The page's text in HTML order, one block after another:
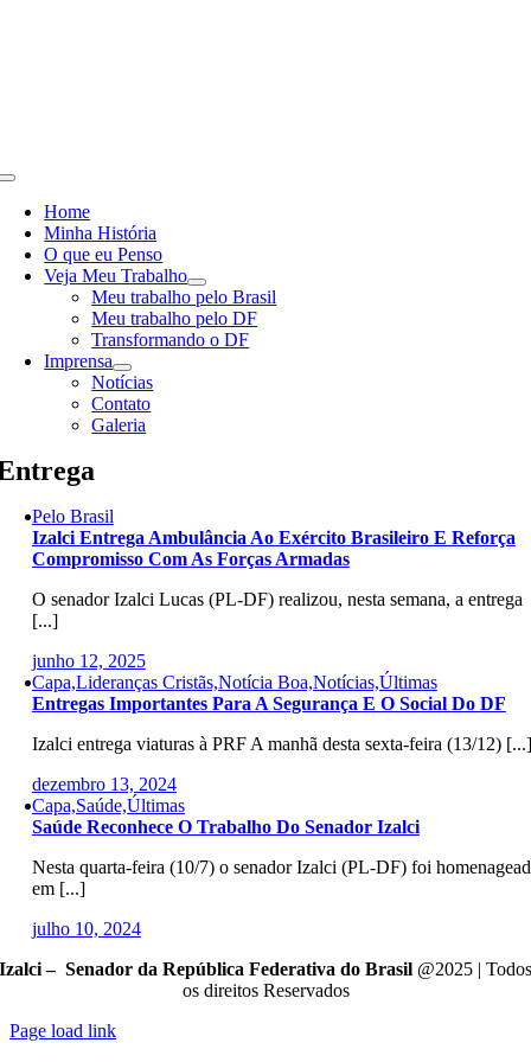
Toggle
NavigationHome
Minha História
O que eu Penso
Veja Meu Trabalho
Meu trabalho pelo Brasil
Meu trabalho pelo DF
Transformando o DF
Imprensa
Notícias
Contato
Galeria
Pelo Brasil
Izalci Entrega Ambulância Ao Exército Brasileiro E Reforça
Compromisso Com As Forças Armadas
O senador Izalci Lucas (PL-DF) realizou, nesta semana, a entrega
[...]
junho 12, 2025
Capa,Lideranças Cristãs,Notícia Boa,Notícias,Últimas
Entregas Importantes Para A Segurança E O Social Do DF
Izalci entrega viaturas à PRF A manhã desta sexta-feira (13/12) [...]
dezembro 13, 2024
Capa,Saúde,Últimas
Saúde Reconhece O Trabalho Do Senador Izalci
Nesta quarta-feira (10/7) o senador Izalci (PL-DF) foi
em [...]
julho 10, 2024
Izalci – Senador da República Federativa do Brasil @2025 | Todos
os direitos Reservados
Page load link